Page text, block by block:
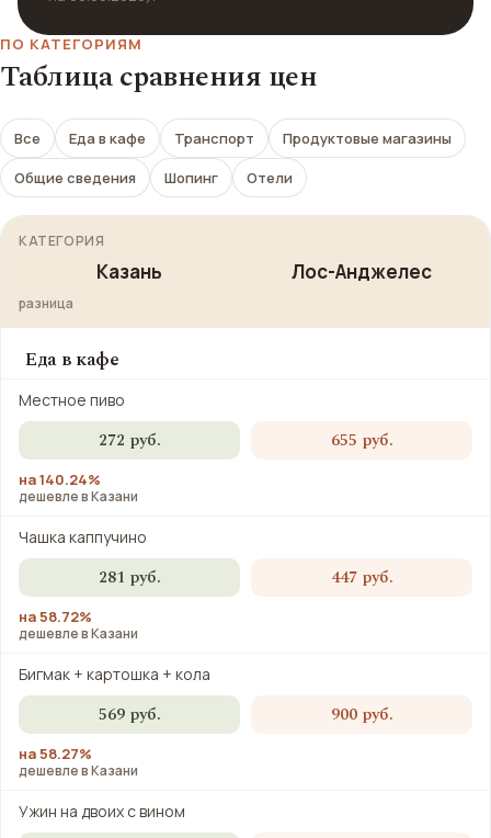
ПО КАТЕГОРИЯМ
Таблица сравнения цен
Все Еда в кафе Транспорт
Продуктовые магазины
Общие сведения
Шопинг Отели
КАТЕГОРИЯ
Казань Лос-Анджелес
разница
Еда в кафе
Местное пиво
272 руб. 655 руб.
на 140.24%
дешевле в Казани
Чашка каппучино
281 руб. 447 руб.
на 58.72%
дешевле в Казани
Бигмак + картошка + кола
569 руб. 900 руб.
на 58.27%
дешевле в Казани
Ужин на двоих с вином